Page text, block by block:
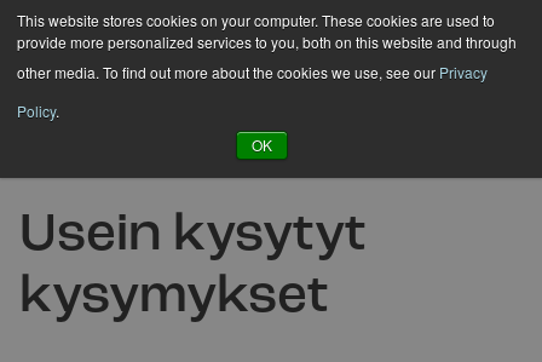
This website stores cookies on your computer. These cookies are used to
provide more personalized services to you, both on this website and through
other media. To find out more about the cookies we use, see our Privacy
Policy.
OK
Hyppää
sisältöön
Usein kysytyt
kysymykset